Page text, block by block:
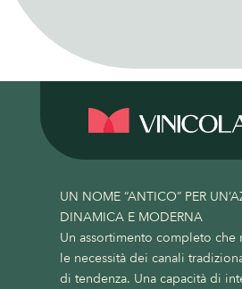
UN NOME “ANTICO” PER
DINAMICA E MODERNA
Un assortimento completo che
le necessità dei canali
di tendenza. Una capacità di